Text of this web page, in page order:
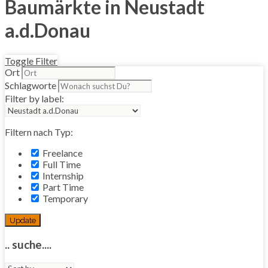
Baumärkte in Neustadt
a.d.Donau
Toggle Filter
Ort
Schlagworte
Filter by label:
Filtern nach Typ:
Freelance
Full Time
Internship
Part Time
Temporary
Update
.. suche....